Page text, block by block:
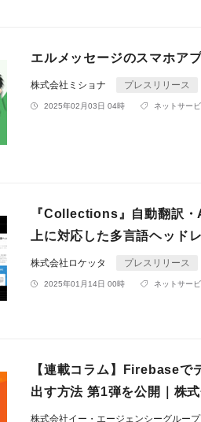
エルメッセージのスマホア
株式会社ミショナ プレスリリース
2025年02月03日 04時 ネットサービ
『Collections』自動翻訳
上に対応した多言語ヘッド
株式会社ロケッタ プレスリリース
2025年01月14日 00時 ネットサービ
【連載コラム】Firebaseで
出す方法 第1弾を公開｜株
株式会社イー・エージェンシーグループ